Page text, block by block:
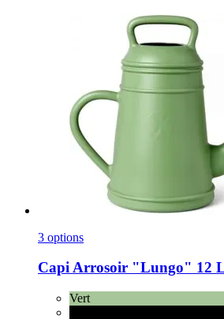
3 options
CapiArrosoir "Lungo" 12
Vert